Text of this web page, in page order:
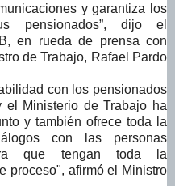
y garantiza los
pensionados”, dijo el
en rueda de prensa con
de Trabajo, Rafael Pardo
con los pensionados
el Ministerio de Trabajo ha
y también ofrece toda la
con las personas
que tengan toda la
proceso", afirmó el Ministro